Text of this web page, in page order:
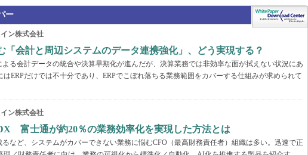
ー
ン株式会社
「会計と周辺システムのデータ連携強化」、どう実現する？
よる会計データの統合や決算早期化が進んだが、決算業務では非効率な面が拭えない状況にあ
はERPだけでは不十分であり、ERPでこぼれ落ちる業務範囲をカバーする仕組みが求められて
ン株式会社
富士通が約20％の業務効率化を実現した方法とは
るなど、システムがカバーできない業務に悩むCFO（最高財務責任者）組織は多い。迅速で正